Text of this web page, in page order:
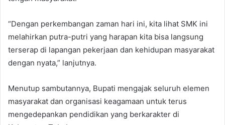
“Dengan perkembangan zaman hari ini, kita lihat SMK ini
melahirkan putra-putri yang harapan kita bisa langsung
terserap di lapangan pekerjaan dan kehidupan masyarakat
dengan nyata,” lanjutnya.
Menutup sambutannya, Bupati mengajak seluruh elemen
masyarakat dan organisasi keagamaan untuk terus
mengedepankan pendidikan yang berkarakter di